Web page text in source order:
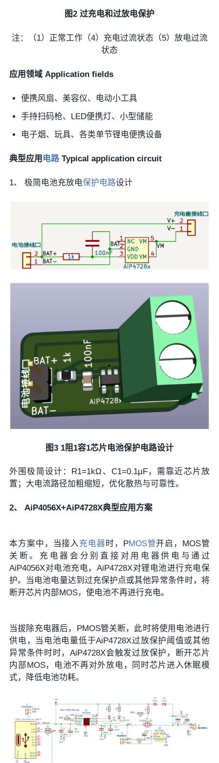
图2 过充电和过放电保护
注：（1）正常工作（4）充电过流状态（5）放电过流
状态
应用领域 Application fields
便携风扇、美容仪、电动小工具
手持扫码枪、LED便携灯、小型储能
电子烟、玩具、各类单节锂电便携设备
典型应用 电路 Typical application circuit
1、 极简电池充放电保护电路设计
图3 1阻1容1芯片电池保护电路设计
外围极简设计：R1=1kΩ、C1=0.1μF，需靠近芯片放
置；大电流路径加粗缩短，优化散热与可靠性。
2、 AiP4056X+AiP4728X典型应用方案
本方案中，当接入充电器时， PMOS管开启，MOS管
关断。充电器会分别直接对用电器供电与通过
AiP4056X对电池充电，AiP4728X对锂电池进行充电保
护。当电池电量达到过充保护点或其他异常条件时，将
断开芯片内部MOS，使电池不再进行充电。
当拔除充电器后，PMOS管关断，此时将使用电池进行
供电，当电池电量低于AiP4728X过放保护阈值或其他
异常条件时时，AiP4728X会触发过放保护，断开芯片
内部MOS，电池不再对外放电，同时芯片进入休眠模
式，降低电池功耗。